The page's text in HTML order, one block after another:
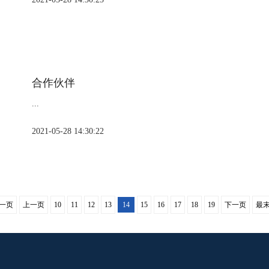
合作伙伴
2021-05-28 14:30:22
页 上一页 10 11 12 13 14 15 16 17 18 19 下一页 最